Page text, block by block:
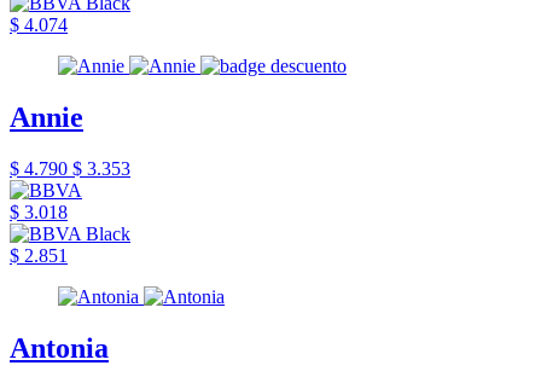
$ 4.074
Annie
$ 4.790 $ 3.353
$ 3.018
$ 2.851
Antonia